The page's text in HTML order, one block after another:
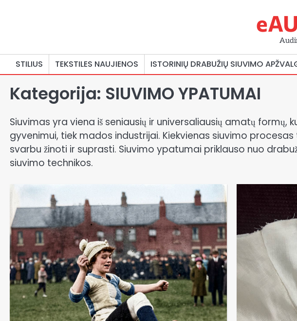
STILIUS TEKSTILES NAUJIENOS ISTORINIŲ DRABUŽIŲ SIUVIMO
Kategorija: SIUVIMO YPATUMAI
Siuvimas yra viena iš seniausių ir universaliausių amatų formų,
gyvenimui, tiek mados industrijai. Kiekvienas siuvimo
svarbu žinoti ir suprasti. Siuvimo ypatumai priklauso nuo
siuvimo technikos.